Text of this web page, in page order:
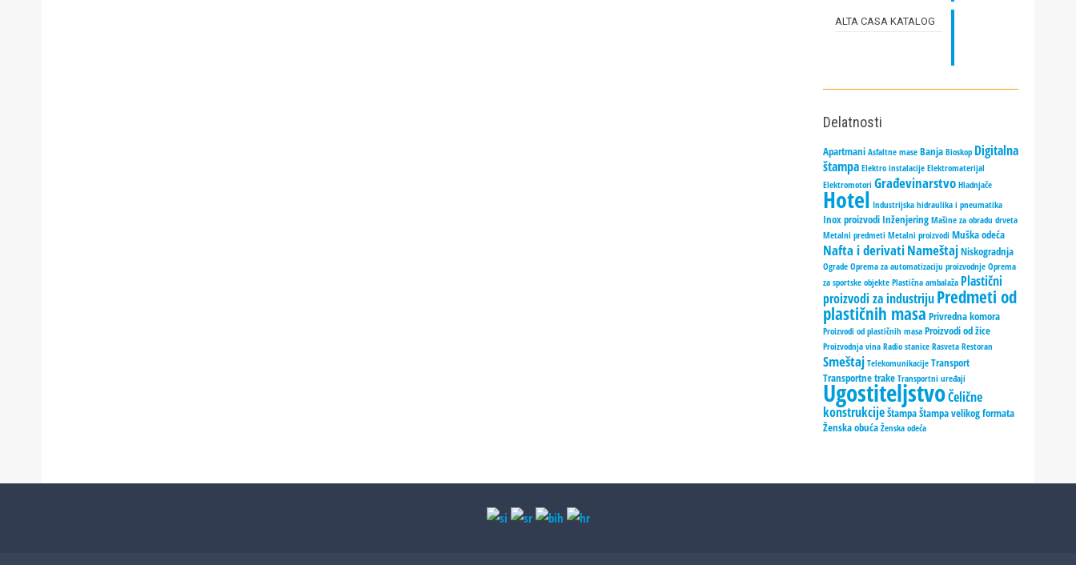
ALTA CASA KATALOG
Delatnosti
Apartmani Asfaltne mase Banja Bioskop Digitalna
štampa Elektro instalacije Elektromaterijal
Elektromotori Građevinarstvo Hladnjače
Hotel Industrijska hidraulika i pneumatika
Inox proizvodi Inženjering Mašine za obradu drveta
Metalni predmeti Metalni proizvodi Muška odeća
Nafta i derivatiNameštajNiskogradnja
Ograde Oprema za automatizaciju proizvodnje Oprema
za sportske objekte Plastična ambalaža Plastični
proizvodi za industrijuPredmeti od
plastičnih masaPrivredna komora
Proizvodi od plastičnih masa Proizvodi od žice
Proizvodnja vina Radio stanice Rasveta Restoran
Smeštaj Telekomunikacije Transport
Transportne trake Transportni uređaji
UgostiteljstvoČelične
konstrukcijeŠtampaŠtampa velikog formata
Ženska obuća Ženska odeća